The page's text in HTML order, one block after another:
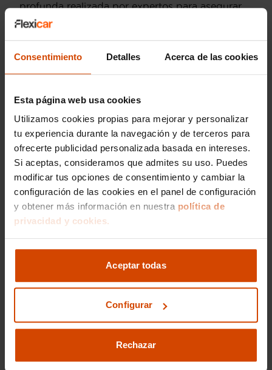
Consentimiento Detalles Acerca de las cookies
Esta página web usa cookies
Utilizamos cookies propias para mejorar y personalizar
tu experiencia durante la navegación y de terceros para
ofrecerte publicidad personalizada basada en intereses.
Si aceptas, consideramos que admites su uso. Puedes
modificar tus opciones de consentimiento y cambiar la
configuración de las cookies en el panel de configuración
y obtener más información en nuestra política de
privacidad y cookies.
Aceptar todas
Configurar
Rechazar
profunda realizada por expertos para asegurar
que su estado estético y mecánico es impecable.
Coches KM0 en Valencia
Coches KM0 en Toledo
Coches KM0 en Madrid
Coches KM0 en Guadalajara
Coches KM0 en Alicante
Coches KM0 en Girona
Coches KM0 en Zaragoza
Coches KM0 en Almería